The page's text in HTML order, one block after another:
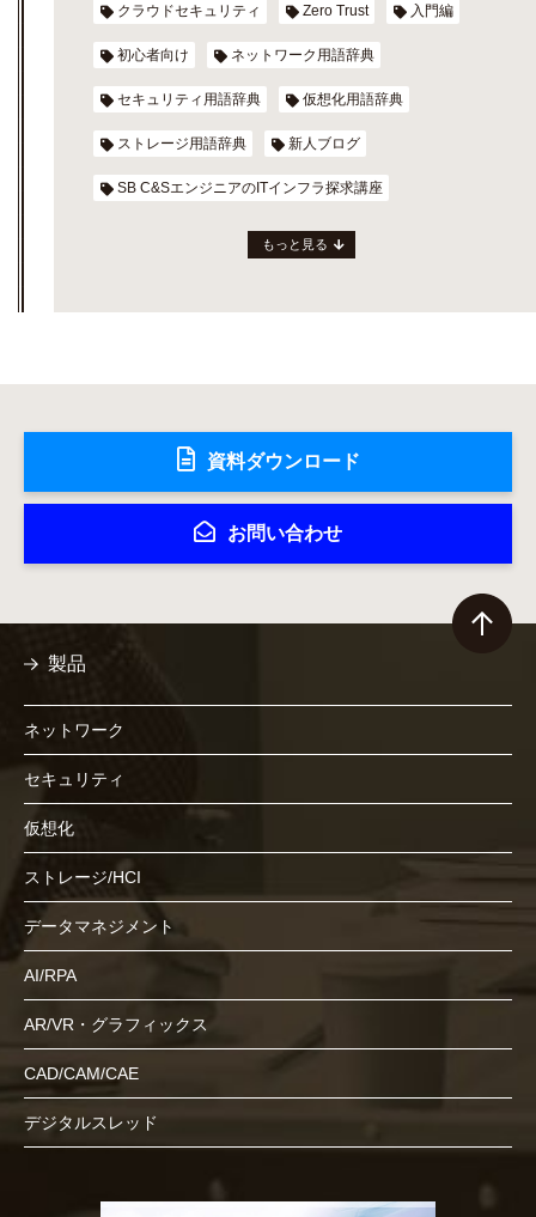
クラウドセキュリティ Zero Trust 入門編
初心者向け ネットワーク用語辞典
セキュリティ用語辞典 仮想化用語辞典
ストレージ用語辞典 新人ブログ
SB C&SエンジニアのITインフラ探求講座
もっと見る
資料ダウンロード
お問い合わせ
製品
ネットワーク
セキュリティ
仮想化
ストレージ/HCI
データマネジメント
AI/RPA
AR/VR・グラフィックス
CAD/CAM/CAE
デジタルスレッド